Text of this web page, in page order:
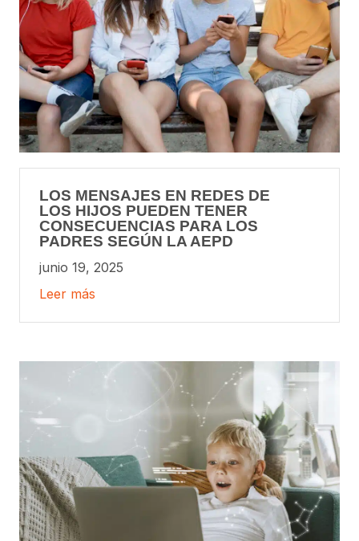
LOS MENSAJES EN REDES DE
LOS HIJOS PUEDEN TENER
CONSECUENCIAS PARA LOS
PADRES SEGÚN LA AEPD
junio 19, 2025
Leer más